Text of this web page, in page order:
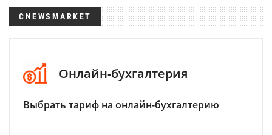
CNEWSMARKET
Онлайн-бухгалтерия
Выбрать тариф на онлайн-бухгалтерию